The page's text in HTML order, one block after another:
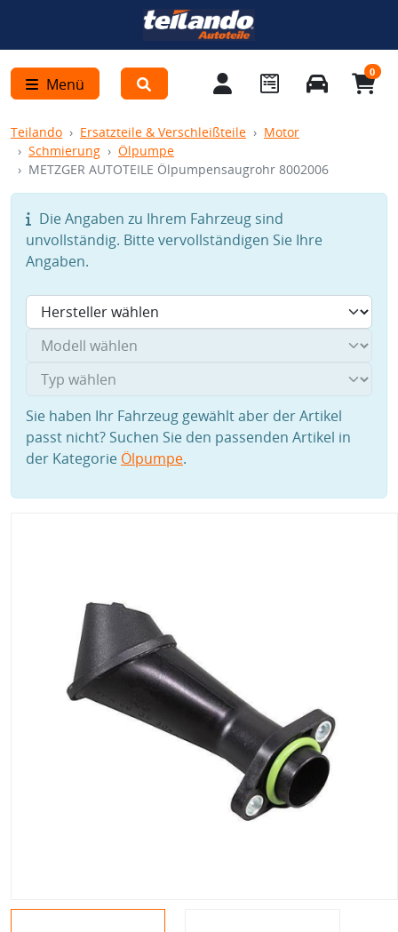
Menü
0
Teilando Ersatzteile & Verschleißteile
Motor
Schmierung
Ölpumpe
METZGER AUTOTEILE Ölpumpensaugrohr 8002006
Die Angaben zu Ihrem Fahrzeug sind
unvollständig. Bitte vervollständigen Sie Ihre
Angaben.
Sie haben Ihr Fahrzeug gewählt aber der Artikel
passt nicht? Suchen Sie den passenden Artikel in
der Kategorie Ölpumpe.